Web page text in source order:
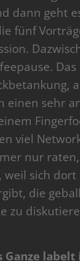
dann geht
fünf
einen sehr
viel
nur
sich dort
die
zu
Ganze labelt